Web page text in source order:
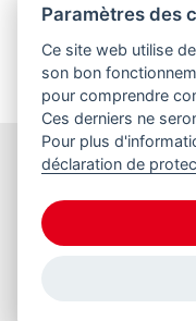
Paramètres des
Ce site web utilise
son bon
pour comprendre
Ces derniers ne
Pour plus
déclaration de